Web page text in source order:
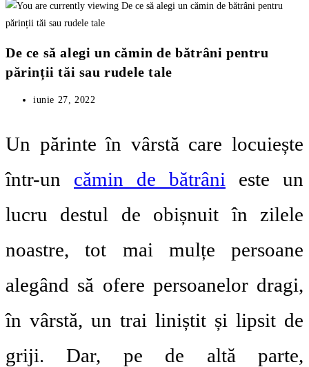
De ce să alegi un cămin de bătrâni pentru
părinții tăi sau rudele tale
Post
iunie 27, 2022
Un părinte în vârstă care locuiește
într-un cămin de bătrâni este un
lucru destul de obișnuit în zilele
noastre, tot mai mulțe persoane
alegând să ofere persoanelor dragi,
în vârstă, un trai liniștit și lipsit de
griji. Dar, pe de altă parte,